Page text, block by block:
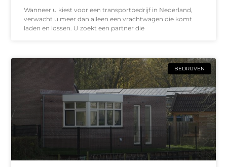
Wanneer u kiest voor een transportbedrijf in Nederland,
verwacht u meer dan alleen een vrachtwagen die komt
laden en lossen. U zoekt een partner die
BEDRIJVEN